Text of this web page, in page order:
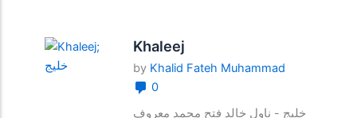
Khaleej
by Khalid Fateh Muhammad
0
خلیج - ناول خالد فتح محمد معروف